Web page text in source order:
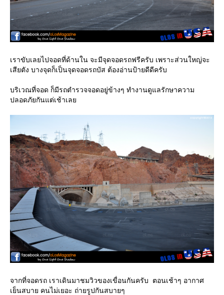
เราขับเลยไปจอดที่ด้านใน จะมีจุดจอดรถฟรีครับ เพราะส่วนใหญ่จะ
เสียตัง บางจุดก็เป็นจุดจอดรถบัส ต้องอ่านป้ายดีดีครับ
บริเวณที่จอด ก็มีรถตำรวจจอดอยู่ข้างๆ ทำงานดูแลรักษาความ
ปลอดภัยกันแต่เช้าเล
จากที่จอดรถ เราเดินมาชมวิวของเขื่อนกันครับ ตอนเช้าๆ อากาศ
เย็นสบาย คนไม่เยอะ ถ่ายรูปกันสบายๆ